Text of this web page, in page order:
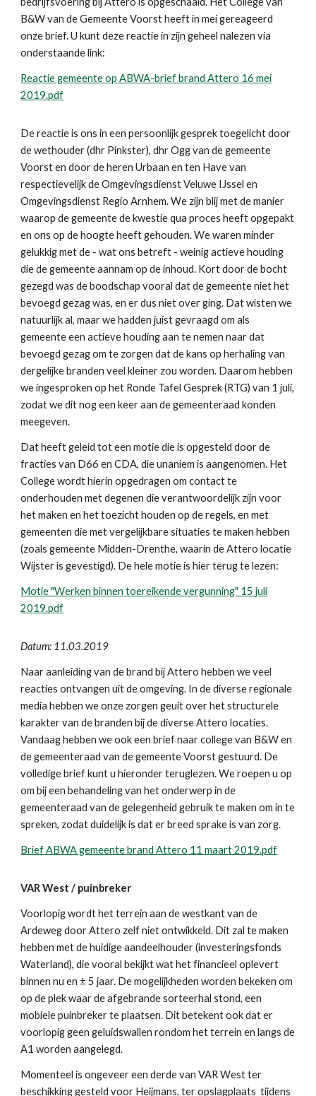
B&W van de Gemeente Voorst heeft in mei gereageerd
onze brief. U kunt deze reactie in zijn geheel nalezen via
onderstaande link:
Reactie gemeente op ABWA-brief brand Attero 16 mei
2019.pdf
De reactie is ons in een persoonlijk gesprek toegelicht door
de wethouder (dhr Pinkster), dhr Ogg van de gemeente
Voorst en door de heren Urbaan en ten Have van
respectievelijk de Omgevingsdienst Veluwe IJssel en
Omgevingsdienst Regio Arnhem. We zijn blij met de manier
waarop de gemeente de kwestie qua proces heeft opgepakt
en ons op de hoogte heeft gehouden. We waren minder
gelukkig met de - wat ons betreft - weinig actieve houding
die de gemeente aannam op de inhoud. Kort door de bocht
gezegd was de boodschap vooral dat de gemeente niet het
bevoegd gezag was, en er dus niet over ging. Dat wisten we
natuurlijk al, maar we hadden juist gevraagd om als
gemeente een actieve houding aan te nemen naar dat
bevoegd gezag om te zorgen dat de kans op herhaling van
dergelijke branden veel kleiner zou worden. Daarom hebben
we ingesproken op het Ronde Tafel Gesprek (RTG) van 1 juli,
zodat we dit nog een keer aan de gemeenteraad konden
meegeven.
Dat heeft geleid tot een motie die is opgesteld door de
fracties van D66 en CDA, die unaniem is aangenomen. Het
College wordt hierin opgedragen om contact te
onderhouden met degenen die verantwoordelijk zijn voor
het maken en het toezicht houden op de regels, en met
gemeenten die met vergelijkbare situaties te maken hebben
(zoals gemeente Midden-Drenthe, waarin de Attero locatie
Wijster is gevestigd). De hele motie is hier terug te lezen:
Motie "Werken binnen toereikende vergunning" 15 juli
2019.pdf
Datum: 11.03.2019
Naar aanleiding van de brand bij Attero hebben we veel
reacties ontvangen uit de omgeving. In de diverse regionale
media hebben we onze zorgen geuit over het structurele
karakter van de branden bij de diverse Attero locaties.
Vandaag hebben we ook een brief naar college van B&W en
de gemeenteraad van de gemeente Voorst gestuurd. De
volledige brief kunt u hieronder teruglezen. We roepen u op
om bij een behandeling van het onderwerp in de
gemeenteraad van de gelegenheid gebruik te maken om in te
spreken, zodat duidelijk is dat er breed sprake is van zorg.
Brief ABWA gemeente brand Attero 11 maart 2019.pdf
VAR West / puinbreker
Voorlopig wordt het terrein aan de westkant van de
Ardeweg door Attero zelf niet ontwikkeld. Dit zal te maken
hebben met de huidige aandeelhouder (investeringsfonds
Waterland), die vooral bekijkt wat het financieel oplevert
binnen nu en ± 5 jaar. De mogelijkheden worden bekeken om
op de plek waar de afgebrande sorteerhal stond, een
mobiele puinbreker te plaatsen. Dit betekent ook dat er
voorlopig geen geluidswallen rondom het terrein en langs de
A1 worden aangelegd.
Momenteel is ongeveer een derde van VAR West ter
beschikking gesteld voor Heijmans, ter opslagplaats tijdens